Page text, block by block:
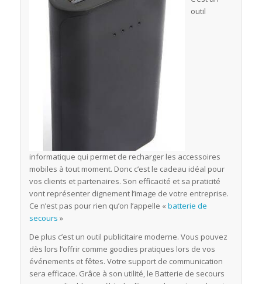
outil
informatique qui permet de recharger les accessoires
mobiles à tout moment. Donc c’est le cadeau idéal pour
vos clients et partenaires. Son efficacité et sa praticité
vont représenter dignement l’image de votre entreprise.
Ce n’est pas pour rien qu’on l’appelle «batterie de
secours »
De plus c’est un outil publicitaire moderne. Vous pouvez
dès lors l’offrir comme goodies pratiques lors de vos
événements et fêtes. Votre support de communication
sera efficace. Grâce à son utilité, le Batterie de secours